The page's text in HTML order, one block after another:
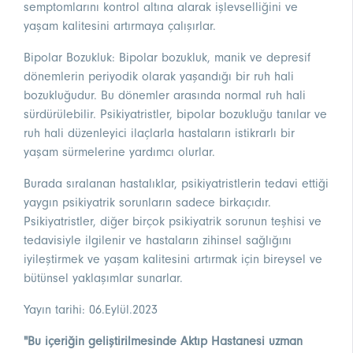
semptomlarını kontrol altına alarak işlevselliğini ve
yaşam kalitesini artırmaya çalışırlar.
Bipolar Bozukluk: Bipolar bozukluk, manik ve depresif
dönemlerin periyodik olarak yaşandığı bir ruh hali
bozukluğudur. Bu dönemler arasında normal ruh hali
sürdürülebilir. Psikiyatristler, bipolar bozukluğu tanılar ve
ruh hali düzenleyici ilaçlarla hastaların istikrarlı bir
yaşam sürmelerine yardımcı olurlar.
Burada sıralanan hastalıklar, psikiyatristlerin tedavi ettiği
yaygın psikiyatrik sorunların sadece birkaçıdır.
Psikiyatristler, diğer birçok psikiyatrik sorunun teşhisi ve
tedavisiyle ilgilenir ve hastaların zihinsel sağlığını
iyileştirmek ve yaşam kalitesini artırmak için bireysel ve
bütünsel yaklaşımlar sunarlar.
Yayın tarihi: 06.Eylül.2023
"Bu içeriğin geliştirilmesinde Aktıp Hastanesi uzman